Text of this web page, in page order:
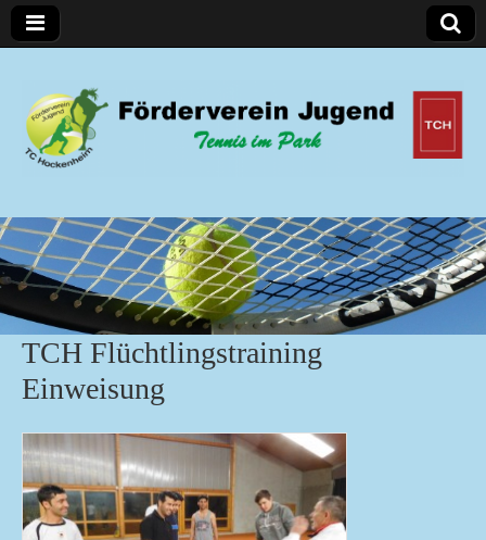
Förderverein Jugend
TCH Flüchtlingstraining
Einweisung